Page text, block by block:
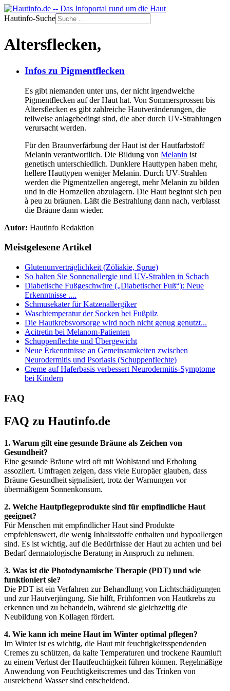
Hautinfo-Suche
Altersflecken,
Infos zu Pigmentflecken
Es gibt niemanden unter uns, der nicht irgendwelche
Pigmentflecken auf der Haut hat. Von Sommersprossen bis
Altersflecken es gibt zahlreiche Hautveränderungen, die
teilweise anlagebedingt sind, die aber durch UV-Strahlungen
verursacht werden.
Für den Braunverfärbung der Haut ist der Hautfarbstoff
Melanin verantwortlich. Die Bildung von Melanin ist
genetisch unterschiedlich. Dunklere Hauttypen haben mehr,
hellere Hauttypen weniger Melanin. Durch UV-Strahlen
werden die Pigmentzellen angeregt, mehr Melanin zu bilden
und in die Hornzellen abzulagern. Die Haut beginnt sich peu
à peu zu bräunen. Läßt die Bestrahlung dann nach, verblasst
die Bräune dann wieder.
Autor: Hautinfo Redaktion
Meistgelesene Artikel
Glutenunverträglichkeit (Zöliakie, Sprue)
So halten Sie Sonnenallergie und UV-Strahlen in Schach
Diabetische Fußgeschwüre („Diabetischer Fuß“): Neue
Erkenntnisse ....
Schmusekater für Katzenallergiker
Waschtemperatur der Socken bei Fußpilz
Die Hautkrebsvorsorge wird noch nicht genug genutzt...
Acitretin bei Melanom-Patienten
Schuppenflechte und Übergewicht
Neue Erkenntnisse an Gemeinsamkeiten zwischen
Neurodermitis und Psoriasis (Schuppenflechte)
Creme auf Haferbasis verbessert Neurodermitis-Symptome
bei Kindern
FAQ
FAQ zu Hautinfo.de
1. Warum gilt eine gesunde Bräune als Zeichen von
Gesundheit?
Eine gesunde Bräune wird oft mit Wohlstand und Erholung
assoziiert. Umfragen zeigen, dass viele Europäer glauben, dass
Bräune Gesundheit signalisiert, trotz der Warnungen vor
übermäßigem Sonnenkonsum.
2. Welche Hautpflegeprodukte sind für empfindliche Haut
geeignet?
Für Menschen mit empfindlicher Haut sind Produkte
empfehlenswert, die wenig Inhaltsstoffe enthalten und hypoallergen
sind. Es ist wichtig, auf die Bedürfnisse der Haut zu achten und bei
Bedarf dermatologische Beratung in Anspruch zu nehmen.
3. Was ist die Photodynamische Therapie (PDT) und wie
funktioniert sie?
Die PDT ist ein Verfahren zur Behandlung von Lichtschädigungen
und zur Hautverjüngung. Sie hilft, Frühformen von Hautkrebs zu
erkennen und zu behandeln, während sie gleichzeitig die
Neubildung von Kollagen fördert.
4. Wie kann ich meine Haut im Winter optimal pflegen?
Im Winter ist es wichtig, die Haut mit feuchtigkeitsspendenden
Cremes zu schützen, da kalte Temperaturen und trockene Raumluft
zu einem Verlust der Hautfeuchtigkeit führen können. Regelmäßige
Anwendung von Feuchtigkeitscremes und das Trinken von
ausreichend Wasser sind entscheidend.